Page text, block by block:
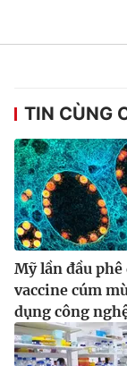
TIN CÙNG
Mỹ lần đầu phê
vaccine cúm
dụng công